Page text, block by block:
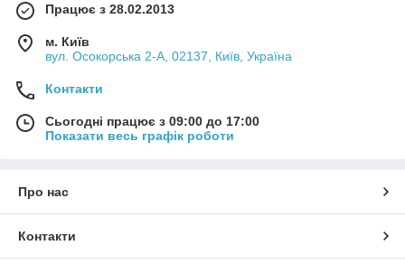
Працює з 28.02.2013
м. Київ
вул. Осокорська 2-А, 02137, Київ, Україна
Контакти
Сьогодні працює з 09:00 до 17:00
Показати весь графік роботи
Про нас
Контакти